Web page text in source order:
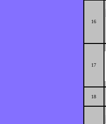
16
17
18